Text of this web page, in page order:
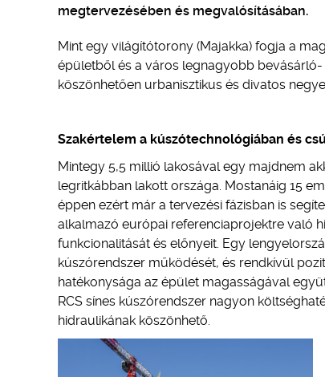
megtervezésében és megvalósításában.
Mint egy világítótorony (Majakka) fogja a
épületből és a város legnagyobb
köszönhetően urbanisztikus és divatos
Szakértelem a kúszótechnológiában és
Mintegy 5,5 millió lakosával egy majdnem
legritkábban lakott országa. Mostanáig 15
éppen ezért már a tervezési fázisban is
alkalmazó európai referenciaprojektre való
funkcionalitását és előnyeit. Egy
kúszórendszer működését, és rendkívül
hatékonysága az épület magasságával
RCS sínes kúszórendszer nagyon
hidraulikának köszönhető.